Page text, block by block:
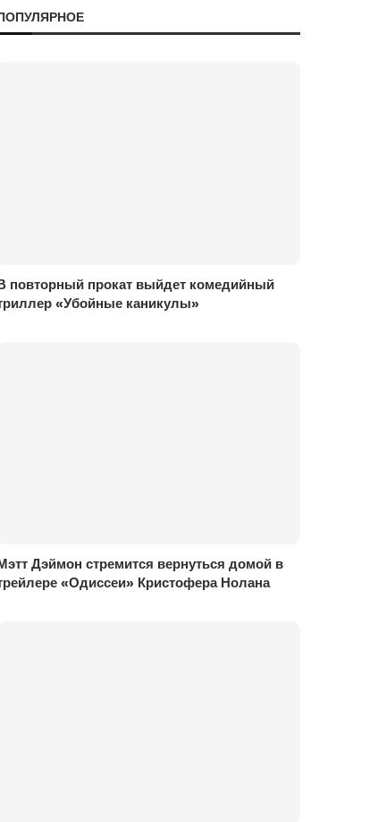
повторный прокат выйдет комедийный
«Убойные каникулы»
Мэтт Дэймон стремится вернуться домой в
«Одиссеи» Кристофера Нолана